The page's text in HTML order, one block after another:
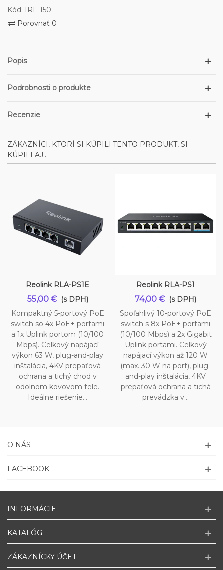
Kód: IRL-150
Porovnať 0
Popis
Podrobnosti o produkte
Recenzie
ZÁKAZNÍCI, KTORÍ SI KÚPILI TENTO PRODUKT, SI
KÚPILI AJ...
Reolink RLA-PS1E
55,00 € (s DPH)
Kompaktný 5-portový PoE
switch so 4x PoE+ portami
a 1x Uplink portom (10/100
Mbps). Celkový napájací
výkon 63 W, plug-and-play
inštalácia, 4KV prepäťová
ochrana a tichý chod v
odolnom kovovom tele.
Ideálne riešenie...
Reolink RLA-PS1
74,00 € (s DPH)
Spoľahlivý 10-portový PoE
switch s 8x PoE+ portami
(10/100 Mbps) a 2x Gigabit
Uplink portami. Celkový
napájací výkon až 120 W
(max. 30 W na port), plug-
and-play inštalácia, 4KV
prepäťová ochrana a tichá
prevádzka v...
O NÁS
FACEBOOK
INFORMÁCIE
KATALÓG
ZÁKAZNÍCKY ÚČET